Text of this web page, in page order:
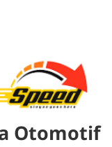
Otomotif